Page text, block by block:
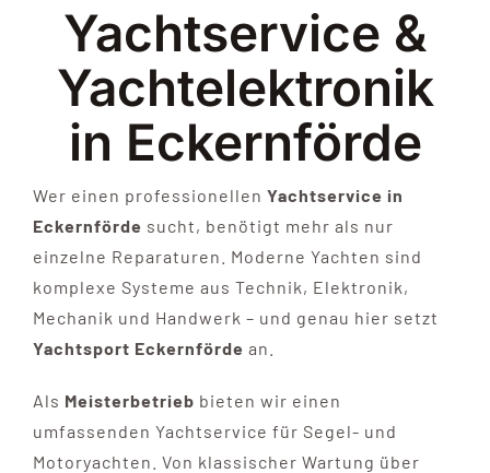
GESCHÄFT
HAFEN & WINTERLAGER
YACHTSERVICE
YACHTHANDEL
Yachtservice &
Yachtelektronik
in Eckernförde
Wer einen professionellen Yachtservice in
Eckernförde sucht, benötigt mehr als nur
einzelne Reparaturen. Moderne Yachten sind
komplexe Systeme aus Technik, Elektronik,
Mechanik und Handwerk – und genau hier setzt
Yachtsport Eckernförde an.
Als Meisterbetrieb bieten wir einen
umfassenden Yachtservice für Segel- und
Motoryachten. Von klassischer Wartung über